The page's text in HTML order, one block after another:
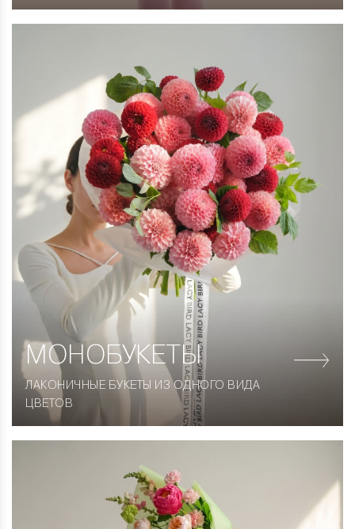
МОНОБУКЕТЫ
ЛАКОНИЧНЫЕ БУКЕТЫ ИЗ ОДНОГО ВИДА
ЦВЕТОВ